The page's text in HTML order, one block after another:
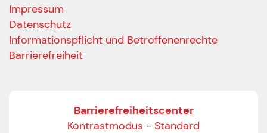
Impressum
Datenschutz
Informationspflicht und Betroffenenrechte
Barrierefreiheit
Barrierefreiheitscenter
Kontrastmodus - Standard